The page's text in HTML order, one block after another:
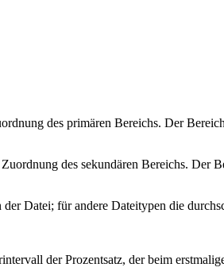
des primären Bereichs. Der
des sekundären Bereichs. Der
Datei; für andere Dateitypen die
der Prozentsatz, der beim